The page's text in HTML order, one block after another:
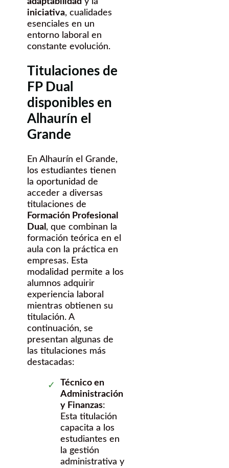
iniciativa, cualidades
esenciales en un
entorno laboral en
constante evolución.
Titulaciones de
FP Dual
disponibles en
Alhaurín el
Grande
En Alhaurín el Grande,
los estudiantes tienen
la oportunidad de
acceder a diversas
titulaciones de
Formación Profesional
Dual , que combinan la
formación teórica en el
aula con la práctica en
empresas. Esta
modalidad permite a los
alumnos adquirir
experiencia laboral
mientras obtienen su
titulación. A
continuación, se
presentan algunas de
las titulaciones más
destacadas:
Técnico en
Administración
y Finanzas:
Esta titulación
capacita a los
estudiantes en
la gestión
administrativa y